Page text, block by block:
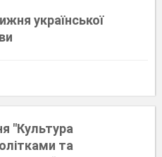
української
"Культура
та